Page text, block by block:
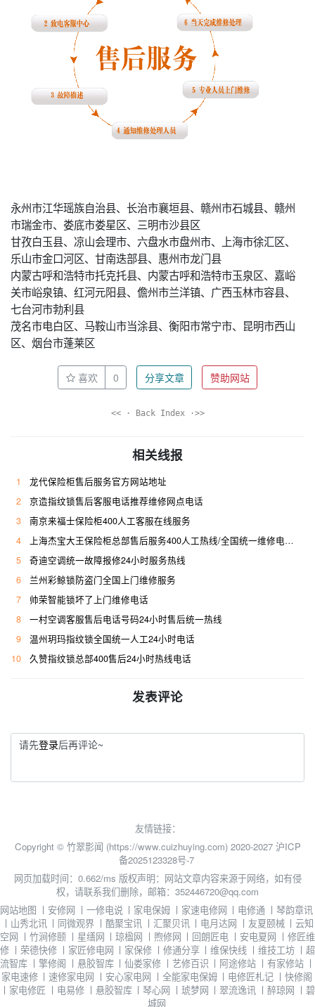
永州市江华瑶族自治县、长治市襄垣县、赣州市石城县、赣州
市瑞金市、娄底市娄星区、三明市沙县区
甘孜白玉县、凉山会理市、六盘水市盘州市、上海市徐汇区、
乐山市金口河区、甘南迭部县、惠州市龙门县
内蒙古呼和浩特市托克托县、内蒙古呼和浩特市玉泉区、嘉峪
关市峪泉镇、红河元阳县、儋州市兰洋镇、广西玉林市容县、
七台河市勃利县
茂名市电白区、马鞍山市当涂县、衡阳市常宁市、昆明市西山
区、烟台市蓬莱区
喜欢 0 分享文章 赞助网站
<< · Back Index ·>>
相关线报
1
龙代保险柜售后服务官方网站地址
2
京造指纹锁售后客服电话推荐维修网点电话
3
南京来福士保险柜400人工客服在线服务
4
上海杰宝大王保险柜总部售后服务400人工热线/全国统一维修电话是多少
5
奇迪空调统一故障报修24小时服务热线
6
兰州彩鲸锁防盗门全国上门维修服务
7
帅荣智能锁坏了上门维修电话
8
一村空调客服售后电话号码24小时售后统一热线
9
温州玥玛指纹锁全国统一人工24小时电话
10
久赞指纹锁总部400售后24小时热线电话
发表评论
请先登录后再评论~
友情链接：
Copyright © 竹翠影闻 (https://www.cuizhuying.com) 2020-2027 沪ICP
备2025123328号-7
网页加载时间：0.662/ms 版权声明：网站文章内容来源于网络，如有侵
权，请联系我们删除，邮箱：352446720@qq.com
网站地图 丨 安修网 丨 一修电说 丨 家电保姆 丨 家速电修网 丨 电修通 丨琴韵章讯
丨 山秀北讯 丨 同微观界 丨 酷聚宝讯 丨 汇聚贝讯 丨 电月达网 丨 友夏颐械 丨云知
空网 丨 竹涧修颐 丨 星缮网 丨琼楹网 丨 煦修网 丨 回朗匠电 丨 安电夏网 丨 修匠维
修 丨 荣德快修 丨 家匠修电网 丨 家保修 丨 修通分享 丨维保快线 丨维技工坊 丨 超
流智库 丨 擎修阁 丨 悬胶智库 丨仙娄家修 丨 艺修百识 丨 阿途修站 丨 有家修站 丨
家电速修 丨 速修家电网 丨 安心家电网 丨 全能家电保姆 丨 电修匠札记 丨 快修阁
丨 家电修匠 丨 电易修 丨 悬胶智库 丨琴心网 丨 琥梦网 丨翠流逸讯 丨醉琼网 丨 碧
城网